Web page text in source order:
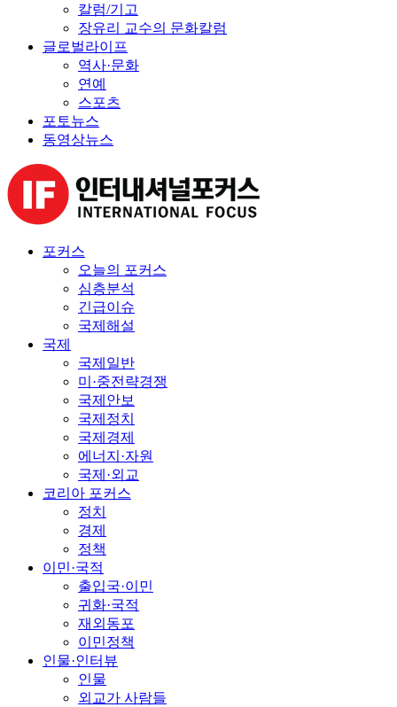
칼럼/기고
장유리 교수의 문화칼럼
글로벌라이프
역사·문화
연예
스포츠
포토뉴스
동영상뉴스
포커스
오늘의 포커스
심층분석
긴급이슈
국제해설
국제
국제일반
미·중전략경쟁
국제안보
국제정치
국제경제
에너지·자원
국제·외교
코리아 포커스
정치
경제
정책
이민·국적
출입국·이민
귀화·국적
재외동포
이민정책
인물·인터뷰
인물
외교가 사람들